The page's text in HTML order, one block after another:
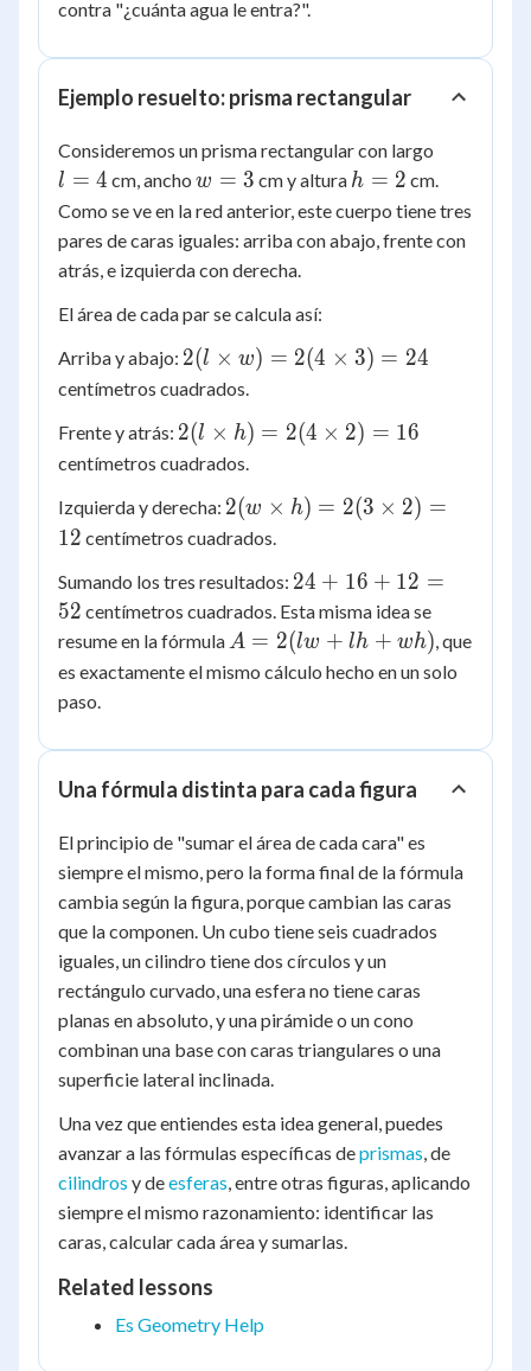
contra "¿cuánta agua le entra?".
Ejemplo resuelto: prisma rectangular
Consideremos un prisma rectangular con largo
=
4
l = 4 cm, anchow
=
3
w = 3 cm y altura h
=
2
h = 2 cm.
Como se ve en la red anterior, este cuerpo tiene tres
pares de caras iguales: arriba con abajo, frente con
atrás, e izquierda con derecha.
El área de cada par se calcula así:
Arriba y abajo: 2(l
\times
2(4
\times
24
2(l × w) = 2(4 × 3) = 24
centímetros cuadrados.
Frente y atrás: 2(l
\times
2(4
\times
16
2(l × h) = 2(4 × 2) = 16
centímetros cuadrados.
Izquierda y derecha: 2(w
\times
2(3
\times
2) =
12
2(w × h) = 2(3 × 2) =
12 centímetros cuadrados.
Sumando los tres resultados: 24
+
16
+
52
24 + 16 + 12 =
52 centímetros cuadrados. Esta misma idea se
resume en la fórmula A =
2(lw
wh)
A = 2(lw + lh + wh), que
es exactamente el mismo cálculo hecho en un solo
paso.
Una fórmula distinta para cada figura
El principio de "sumar el área de cada cara" es
siempre el mismo, pero la forma final de la fórmula
cambia según la figura, porque cambian las caras
que la componen. Un cubo tiene seis cuadrados
iguales, un cilindro tiene dos círculos y un
rectángulo curvado, una esfera no tiene caras
planas en absoluto, y una pirámide o un cono
combinan una base con caras triangulares o una
superficie lateral inclinada.
Una vez que entiendes esta idea general, puedes
avanzar a las fórmulas específicas deprismas, de
cilindros y deesferas, entre otras figuras, aplicando
siempre el mismo razonamiento: identificar las
caras, calcular cada área y sumarlas.
Related lessons
Es Geometry Help